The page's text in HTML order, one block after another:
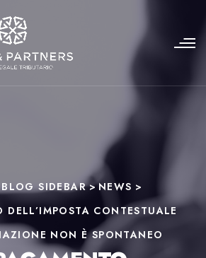
BLOG SIDEBAR>NEWS >
DELL’IMPOSTA CONTESTUALE
NON È SPONTANEO